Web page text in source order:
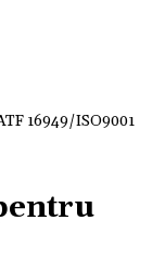
16949/ISO9001